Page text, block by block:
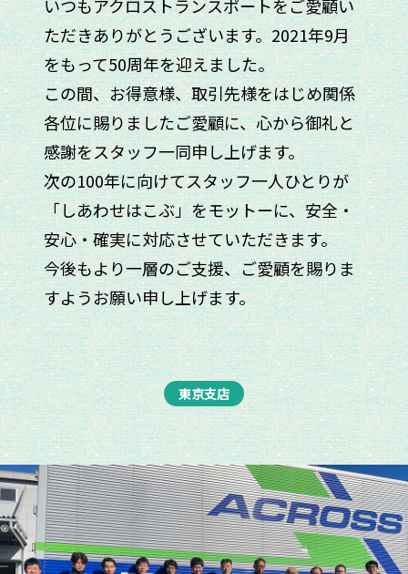
いつもアクロストランスポートをご愛顧い
ただきありがとうございます。2021年9月
をもって50周年を迎えました。
この間、お得意様、取引先様をはじめ関係
各位に賜りましたご愛顧に、心から御礼と
感謝をスタッフ一同申し上げます。
次の100年に向けてスタッフ一人ひとりが
「しあわせはこぶ」をモットーに、安全・
安心・確実に対応させていただきます。
今後もより一層のご支援、ご愛顧を賜りま
すようお願い申し上げます。
東京支店